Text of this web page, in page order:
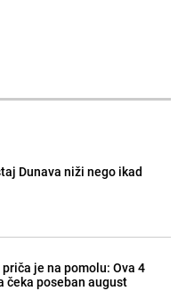
Dunava niži nego ikad
je na pomolu: Ova 4
čeka poseban august